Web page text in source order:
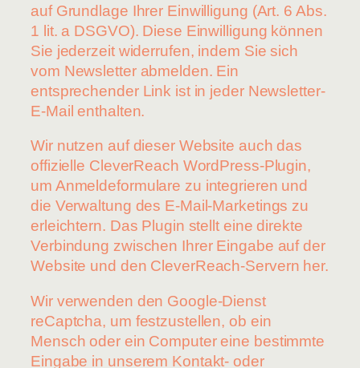
auf Grundlage Ihrer Einwilligung (Art. 6 Abs.
1 lit. a DSGVO). Diese Einwilligung können
Sie jederzeit widerrufen, indem Sie sich
vom Newsletter abmelden. Ein
entsprechender Link ist in jeder Newsletter-
E-Mail enthalten.
Wir nutzen auf dieser Website auch das
offizielle CleverReach WordPress-Plugin,
um Anmeldeformulare zu integrieren und
die Verwaltung des E-Mail-Marketings zu
erleichtern. Das Plugin stellt eine direkte
Verbindung zwischen Ihrer Eingabe auf der
Website und den CleverReach-Servern her.
Wir verwenden den Google-Dienst
reCaptcha, um festzustellen, ob ein
Mensch oder ein Computer eine bestimmte
Eingabe in unserem Kontakt- oder